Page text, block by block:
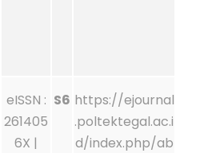
eISSN :
261405
6X |
S6 https://ejournal
.poltektegal.ac.i
d/index.php/ab